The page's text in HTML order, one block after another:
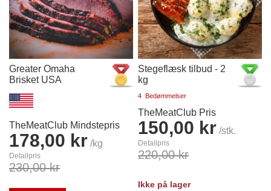
Greater Omaha
Brisket USA
TheMeatClub Mindstepris
178,00 kr /kg
Detailpris
230,00 kr
Stegeflæsk tilbud - 2
kg
4Bedømmelser
TheMeatClub Pris
150,00 kr /stk.
Detailpris
220,00 kr
Ikke på lager